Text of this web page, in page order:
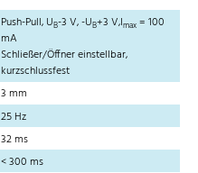
Push-Pull, UB-3 V, -UB+3 V,Imax = 100
mA
Schließer/Öffner einstellbar,
kurzschlussfest
3 mm
25 Hz
32 ms
< 300 ms